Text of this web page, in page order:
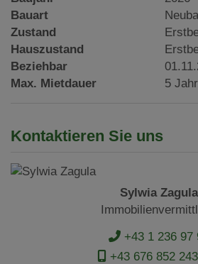
Bauart
Zustand
Hauszustand
Beziehbar
Max. Mietdauer
5
Kontaktieren Sie uns
Sylwia Zagula
+43 1 236 97
+43 676 852